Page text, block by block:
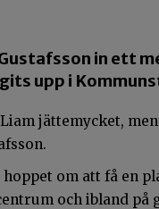
in ett
upp i
jättemycket,
om att få en
och ibland på